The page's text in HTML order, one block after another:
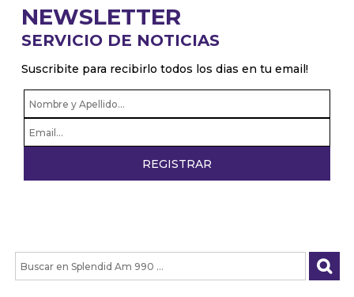
NEWSLETTER
SERVICIO DE NOTICIAS
Suscribite para recibirlo todos los dias en tu email!